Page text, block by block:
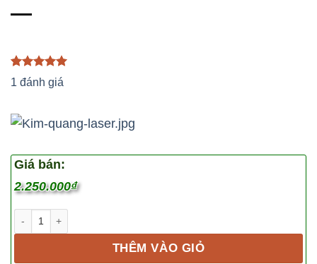
5.00trên 5
dựa trên
1
1 đánh giá
Giá bán:
2.250.000₫
Kim quang (1 hộp 50 chiếc) số lượng
THÊM VÀO GIỎ